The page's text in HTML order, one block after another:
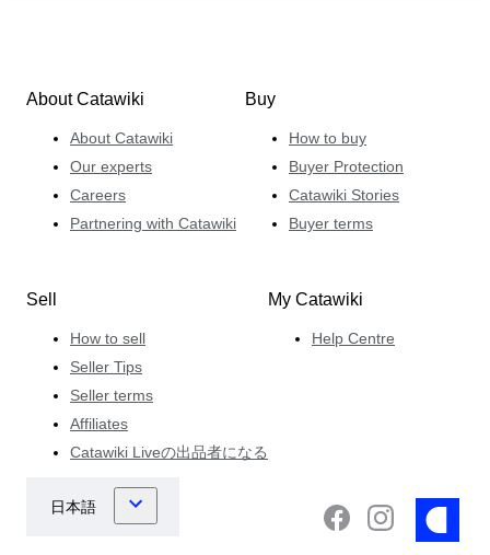
About Catawiki
About Catawiki
Our experts
Careers
Partnering with Catawiki
Buy
How to buy
Buyer Protection
Catawiki Stories
Buyer terms
Sell
How to sell
Seller Tips
Seller terms
Affiliates
Catawiki Liveの出品者になる
My Catawiki
Help Centre